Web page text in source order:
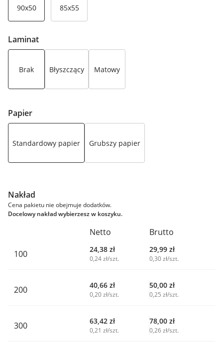
90x50 85x55
Laminat
Brak Błyszczący Matowy
Papier
Standardowy papier Grubszy papier
Nakład
Cena pakietu nie obejmuje dodatków.
Docelowy nakład wybierzesz w koszyku.
Netto
Brutto
100
24,38 zł
0,24 zł/szt.
29,99 zł
0,30 zł/szt.
200 40,66 zł
0,20 zł/szt.
50,00 zł
0,25 zł/szt.
300 63,42 zł
0,21 zł/szt.
78,00 zł
0,26 zł/szt.